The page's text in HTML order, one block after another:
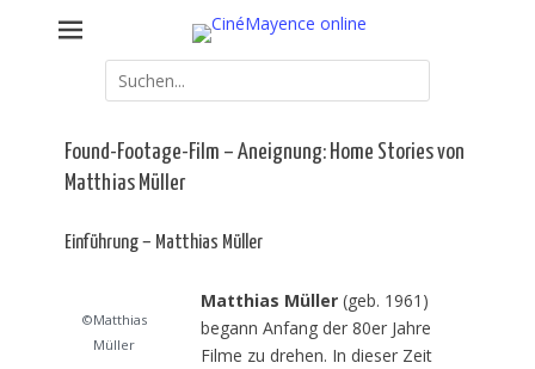
Kommunales Kino Mainz – online erweitert
Suche
nach:
Found-Footage-Film – Aneignung: Home Stories von
Matthias Müller
Einführung – Matthias Müller
©Matthias
Müller
Matthias Müller (geb. 1961)
begann Anfang der 80er Jahre
Filme zu drehen. In dieser Zeit